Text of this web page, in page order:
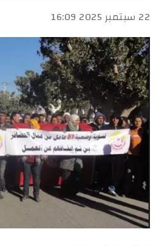
22 سبتمبر 2025 16:09